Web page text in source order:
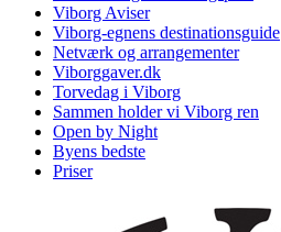
Viborg Aviser
Viborg-egnens destinationsguide
Netværk og arrangementer
Viborggaver.dk
Torvedag i Viborg
Sammen holder vi Viborg ren
Open by Night
Byens bedste
Priser